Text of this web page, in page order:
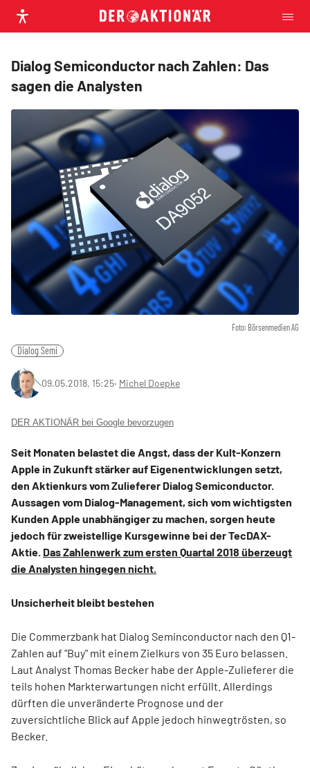
Dialog Semiconductor nach Zahlen: Das
sagen die Analysten
Foto: Börsenmedien AG
Dialog Semi
09.05.2018, 15:25‧ Michel Doepke
DER AKTIONÄR bei Google bevorzugen
Seit Monaten belastet die Angst, dass der Kult-Konzern
Apple in Zukunft stärker auf Eigenentwicklungen setzt,
den Aktienkurs vom Zulieferer Dialog Semiconductor.
Aussagen vom Dialog-Management, sich vom wichtigsten
Kunden Apple unabhängiger zu machen, sorgen heute
jedoch für zweistellige Kursgewinne bei der TecDAX-
Aktie. Das Zahlenwerk zum ersten Quartal 2018 überzeugt
die Analysten hingegen nicht.
Unsicherheit bleibt bestehen
Die Commerzbank hat Dialog Seminconductor nach den Q1-
Zahlen auf "Buy" mit einem Zielkurs von 35 Euro belassen.
Laut Analyst Thomas Becker habe der Apple-Zulieferer die
teils hohen Markterwartungen nicht erfüllt. Allerdings
dürften die unveränderte Prognose und der
zuversichtliche Blick auf Apple jedoch hinwegtrösten, so
Becker.